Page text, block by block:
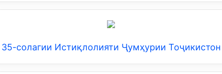
35-солагии Истиқлолияти Ҷумҳурии Тоҷикистон